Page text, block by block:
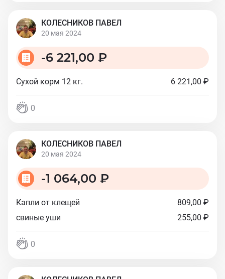
КОЛЕСНИКОВ ПАВЕЛ
20 мая 2024
-6 221,00 ₽
Сухой корм 12 кг. 6 221,00 ₽
0
КОЛЕСНИКОВ ПАВЕЛ
20 мая 2024
-1 064,00 ₽
Капли от клещей
809,00 ₽
свиные уши
255,00 ₽
0